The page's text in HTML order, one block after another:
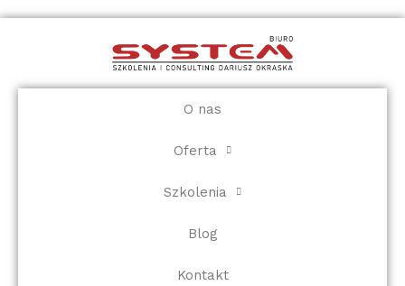
Przejdź
O nas
Oferta
Szkolenia
Blog
Kontakt